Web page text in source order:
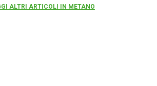
ALTRI ARTICOLI IN METANO